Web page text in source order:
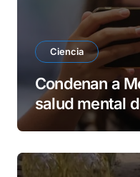
Ciencia
Condenan a
salud mental